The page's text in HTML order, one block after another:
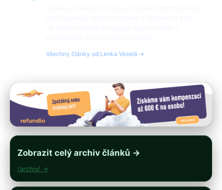
Všechny články od Lenka Veselá →
Zobrazit celý archiv článků →
/archiv/ →